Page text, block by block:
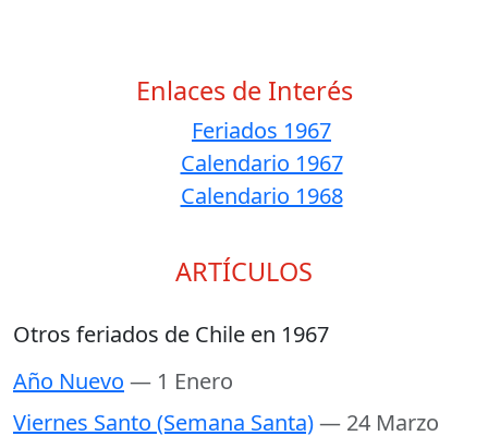
Enlaces de Interés
Feriados 1967
Calendario 1967
Calendario 1968
ARTÍCULOS
Otros feriados de Chile en 1967
Año Nuevo — 1 Enero
Viernes Santo (Semana Santa)— 24 Marzo